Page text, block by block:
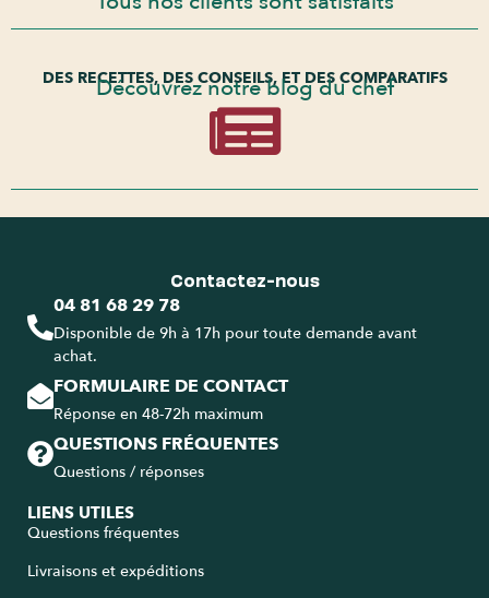
DES RECETTES, DES CONSEILS, ET DES COMPARATIFS
Découvrez notre blog du chef
Contactez-nous
04 81 68 29 78
Disponible de 9h à 17h pour toute demande avant
achat.
FORMULAIRE DE CONTACT
Réponse en 48-72h maximum
QUESTIONS FRÉQUENTES
Questions / réponses
LIENS UTILES
Questions fréquentes
Livraisons et expéditions